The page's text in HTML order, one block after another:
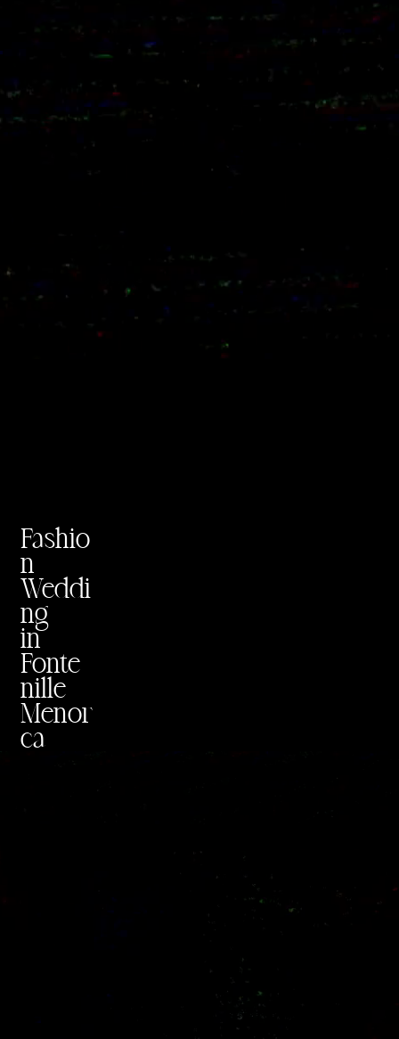
Fashio
n
Weddi
ng
in
Fonte
nille
Menor
ca